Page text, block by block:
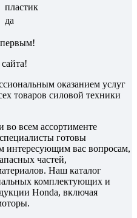
пластик
да
первым!
оказанием услуг
товаров силовой техники
всем ассортименте
готовы
интересующим вас вопросам,
частей,
Наш каталог
комплектующих и
Honda, включая